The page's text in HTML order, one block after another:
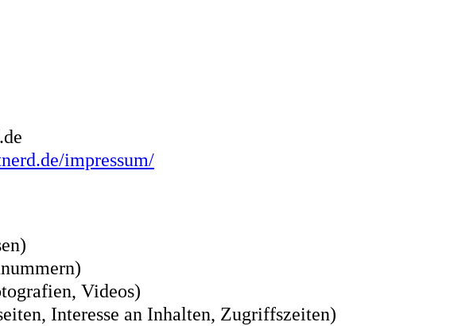
impressum/
Videos)
Interesse an Inhalten, Zugriffszeiten)